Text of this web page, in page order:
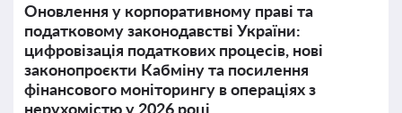
Оновлення у корпоративному праві та
податковому законодавстві України:
цифровізація податкових процесів, нові
законопроєкти Кабміну та посилення
фінансового моніторингу в операціях з
нерухомістю у 2026 році